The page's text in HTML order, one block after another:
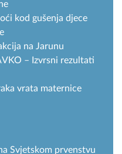
kod gušenja djece
na Jarunu
– Izvrsni rezultati
vrata maternice
Svjetskom prvenstvu